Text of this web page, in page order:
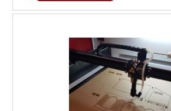
fibra em uma empresa
possível encontrar máquinas de
de médio e grande porte e lasers
e CO2, oferecendo sempre a
para o cliente final.Não
falamos em máquina laser